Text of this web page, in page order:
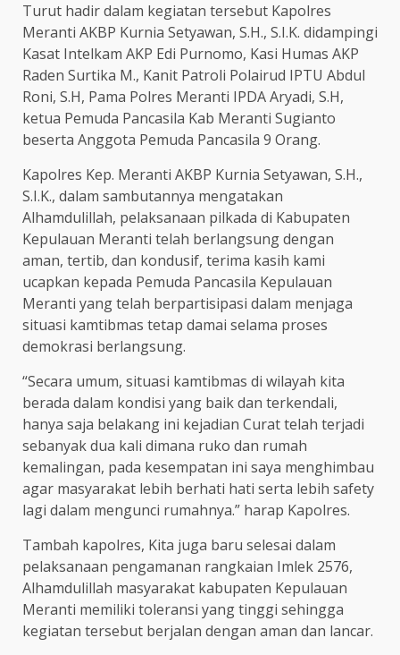
Turut hadir dalam kegiatan tersebut Kapolres
Meranti AKBP Kurnia Setyawan, S.H., S.I.K. didampingi
Kasat Intelkam AKP Edi Purnomo, Kasi Humas AKP
Raden Surtika M., Kanit Patroli Polairud IPTU Abdul
Roni, S.H, Pama Polres Meranti IPDA Aryadi, S.H,
ketua Pemuda Pancasila Kab Meranti Sugianto
beserta Anggota Pemuda Pancasila 9 Orang.
Kapolres Kep. Meranti AKBP Kurnia Setyawan, S.H.,
S.I.K., dalam sambutannya mengatakan
Alhamdulillah, pelaksanaan pilkada di Kabupaten
Kepulauan Meranti telah berlangsung dengan
aman, tertib, dan kondusif, terima kasih kami
ucapkan kepada Pemuda Pancasila Kepulauan
Meranti yang telah berpartisipasi dalam menjaga
situasi kamtibmas tetap damai selama proses
demokrasi berlangsung.
“Secara umum, situasi kamtibmas di wilayah kita
berada dalam kondisi yang baik dan terkendali,
hanya saja belakang ini kejadian Curat telah terjadi
sebanyak dua kali dimana ruko dan rumah
kemalingan, pada kesempatan ini saya menghimbau
agar masyarakat lebih berhati hati serta lebih safety
lagi dalam mengunci rumahnya.” harap Kapolres.
Tambah kapolres, Kita juga baru selesai dalam
pelaksanaan pengamanan rangkaian Imlek 2576,
Alhamdulillah masyarakat kabupaten Kepulauan
Meranti memiliki toleransi yang tinggi sehingga
kegiatan tersebut berjalan dengan aman dan lancar.